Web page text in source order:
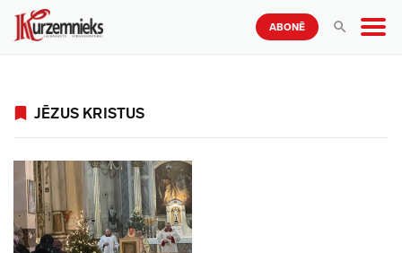
ABONĒ
JĒZUS KRISTUS